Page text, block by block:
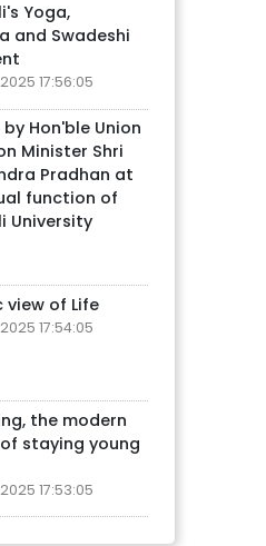
Yoga,
and Swadeshi
17:56:05
Hon'ble Union
Minister Shri
Pradhan at
function of
University
view of Life
17:54:05
the modern
staying young
17:53:05